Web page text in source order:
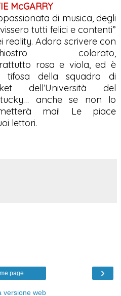
McGARRY
di musica, degli
tutti felici e contenti”
reality. Adora scrivere con
colorato,
rosa e viola, ed è
tifosa della squadra di
dell’Università del
anche se non lo
mai! Le piace
lettori.
›
page
versione web